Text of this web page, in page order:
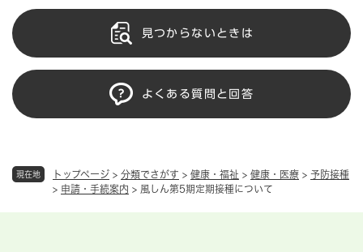
現在地 トップページ > 分類でさがす > 健康・福祉 > 健康・医療 > 予防接種
> 申請・手続案内 > 風しん第5期定期接種について
見つからないときは
よくある質問と回答